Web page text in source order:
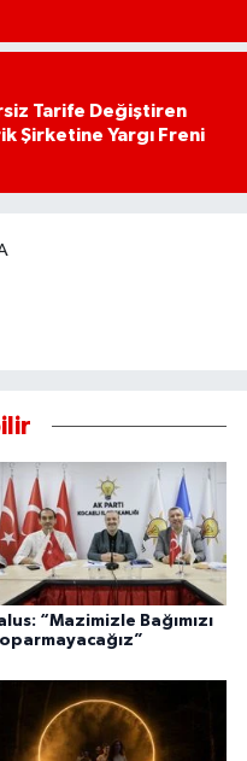
Tarife Değiştiren
Şirketine Yargı Freni
“Mazimizle Bağımızı